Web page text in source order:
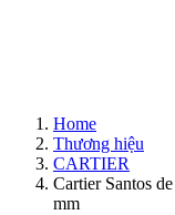
Home
Thương hiệu
CARTIER
Cartier Santos
mm